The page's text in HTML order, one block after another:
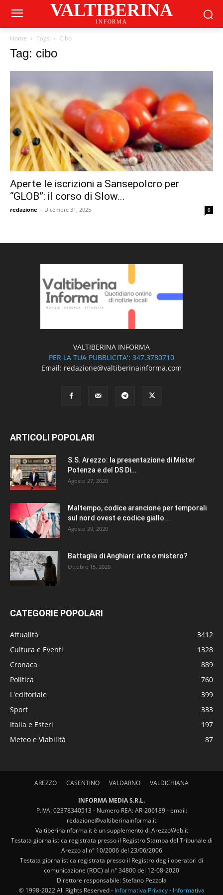
VALTIBERINA
INFORMA
Home Tags Cibo
Tag: cibo
Aperte le iscrizioni a Sansepolcro per
“GLOB”: il corso di Slow...
redazione - Dicembre 31, 2025 0
VALTIBERINA INFORMA
PER LA TUA PUBBLICITA': 347.3780710
Email: redazione@valtiberinainforma.com
ARTICOLI POPOLARI
S.S. Arezzo: la presentazione di Mister
Potenza e del DS Di...
Agosto 27, 2020
Maltempo, codice arancione per temporali
sul nord ovest e codice giallo...
Agosto 29, 2020
Battaglia di Anghiari: arte o mistero?
Ottobre 15, 2020
CATEGORIE POPOLARI
Attualità
3412
Cultura e Eventi
1328
Cronaca
889
Politica
760
L'editoriale
399
Sport
333
Italia e Esteri
197
Meteo e Viabilità
87
AREZZO CASENTINO VALDARNO VALDICHIANA
INFORMA MEDIA S.R.L.
P.IVA: 02378340513 - Numero REA: AR-206189 - email:
redazione@valtiberinainforma.it
Valtiberinainforma.it è un supplemento di ArezzoWeb.it
Testata giornalistica registrata presso il Registro Stampa del Tribunale di
Arezzo al n° 10/2006 del 23/06/2006
Testata giornalistica registrata presso il Registro degli operatori di
comunicazione (ROC) al n° 34800 del 12-08-2020
Direttore responsabile: Stefano Pezzola
© 1998-2022 All Rights Reserved - Informativa Privacy- Informativa